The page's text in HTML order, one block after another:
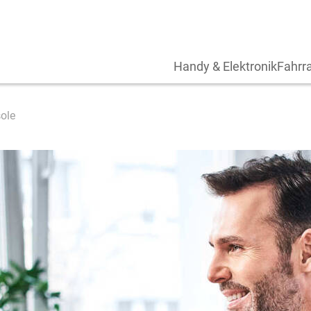
Handy & Elektronik